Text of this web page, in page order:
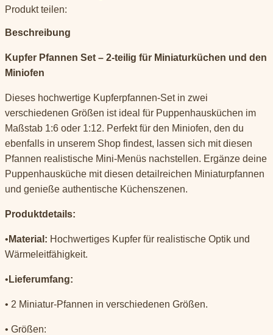
Produkt teilen:
Beschreibung
Kupfer Pfannen Set – 2-teilig für Miniaturküchen und den
Miniofen
Dieses hochwertige Kupferpfannen-Set in zwei
verschiedenen Größen ist ideal für Puppenhausküchen im
Maßstab 1:6 oder 1:12. Perfekt für den Miniofen, den du
ebenfalls in unserem Shop findest, lassen sich mit diesen
Pfannen realistische Mini-Menüs nachstellen. Ergänze deine
Puppenhausküche mit diesen detailreichen Miniaturpfannen
und genieße authentische Küchenszenen.
Produktdetails:
• Material: Hochwertiges Kupfer für realistische Optik und
Wärmeleitfähigkeit.
• Lieferumfang:
• 2 Miniatur-Pfannen in verschiedenen Größen.
• Größen: